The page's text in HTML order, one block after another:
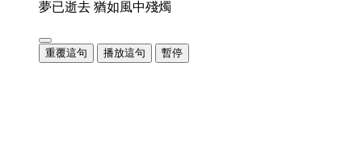
夢已逝去 猶如風中殘燭
重覆這句 播放這句 暫停